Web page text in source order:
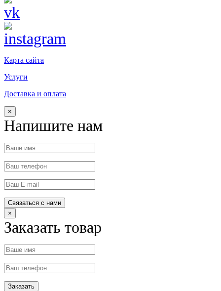
Карта сайта
Услуги
Доставка и оплата
×
Напишите нам
×
Заказать товар